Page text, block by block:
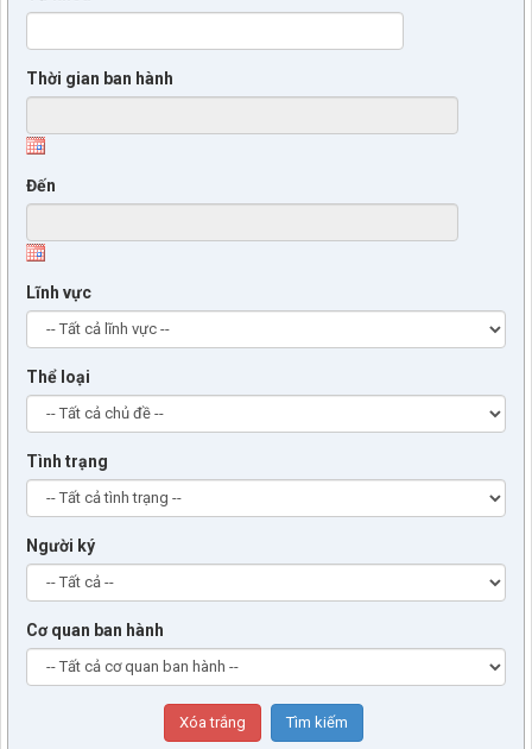
Thời gian ban hành
Đến
Lĩnh vực
Thể loại
Tình trạng
Người ký
Cơ quan ban hành